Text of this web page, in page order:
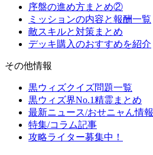
序盤の進め方まとめ②
ミッションの内容と報酬一覧
敵スキルと対策まとめ
デッキ購入のおすすめを紹介
その他情報
黒ウィズクイズ問題一覧
黒ウィズ界No.1精霊まとめ
最新ニュース/おせニャん情報
特集/コラム記事
攻略ライター募集中！